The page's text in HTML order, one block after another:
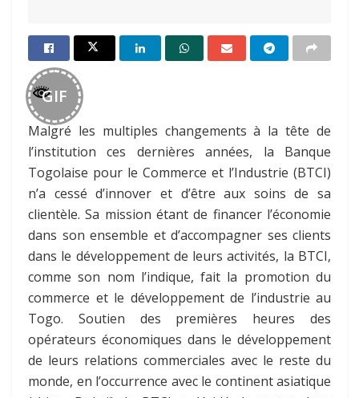
GIF
Malgré les multiples changements à la tête de
l’institution ces dernières années, la Banque
Togolaise pour le Commerce et l’Industrie (BTCI)
n’a cessé d’innover et d’être aux soins de sa
clientèle. Sa mission étant de financer l’économie
dans son ensemble et d’accompagner ses clients
dans le développement de leurs activités, la BTCI,
comme son nom l’indique, fait la promotion du
commerce et le développement de l’industrie au
Togo. Soutien des premières heures des
opérateurs économiques dans le développement
de leurs relations commerciales avec le reste du
monde, en l’occurrence avec le continent asiatique